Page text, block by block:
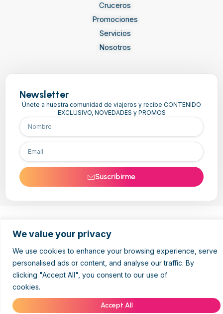
We value your privacy
We use cookies to enhance your browsing experience, serve
personalised ads or content, and analyse our traffic. By
clicking "Accept All", you consent to our use of
cookies.
Accept All
Cruceros
Promociones
Servicios
Nosotros
Newsletter
Únete a nuestra comunidad de viajeros y recibe CONTENIDO
EXCLUSIVO, NOVEDADES y PROMOS
Suscribirme